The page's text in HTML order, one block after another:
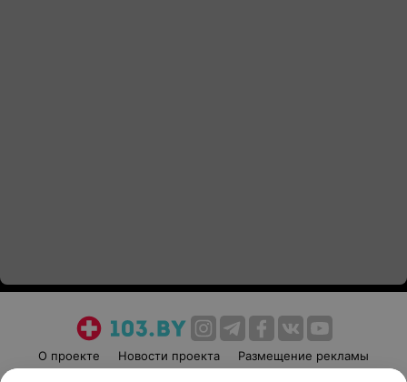
О проекте Новости проекта
Размещение рекламы